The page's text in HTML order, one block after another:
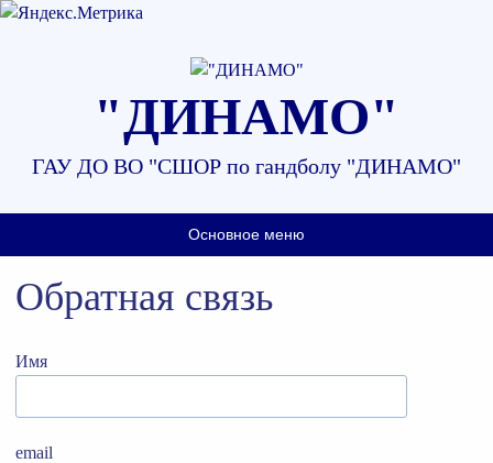
"ДИНАМО"
ГАУ ДО ВО "СШОР по гандболу "ДИНАМО"
Основное меню
Обратная связь
Имя
email